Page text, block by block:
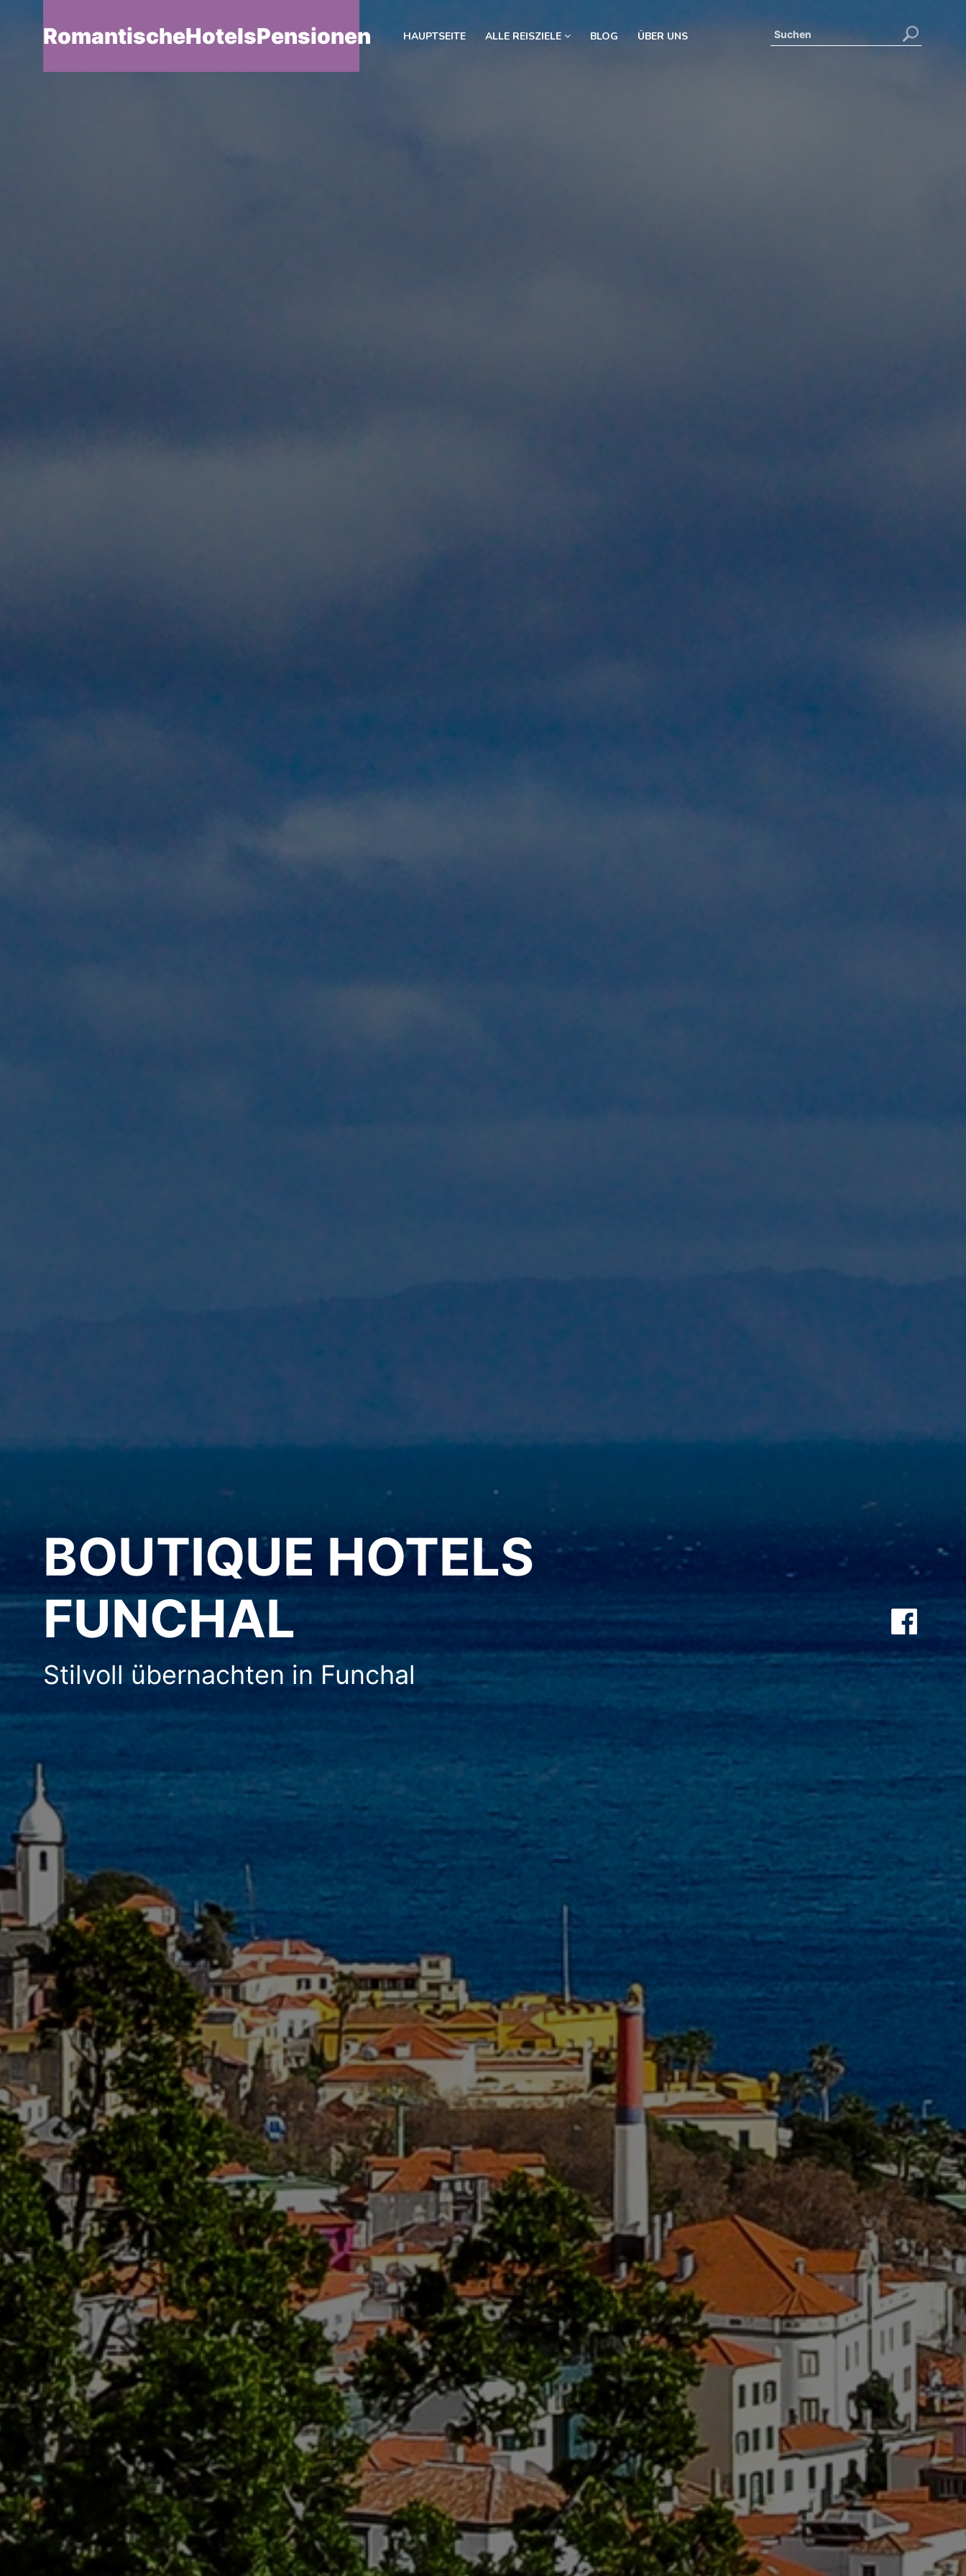
RomantischeHotelsPensionen HAUPTSEITE ALLE REISZIELE BLOG ÜBER UNS
BOUTIQUE HOTELS
FUNCHAL
Stilvoll übernachten in Funchal